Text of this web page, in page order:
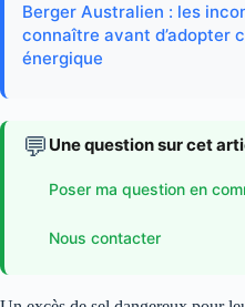
Berger Australien : les
connaître avant d’adopter
énergique
💬 Une question sur cet
Poser ma question en
Nous contacter